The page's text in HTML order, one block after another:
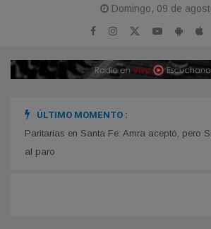
Domingo, 09 de
ÚLTIMO MOMENTO :
Paritarias en Santa Fe: Amra aceptó, pero
al paro